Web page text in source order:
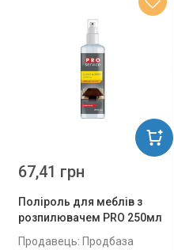
Поліроль для меблів з
розпилювачем PRO 250мл
Продавець: Продбаза
67,41 грн